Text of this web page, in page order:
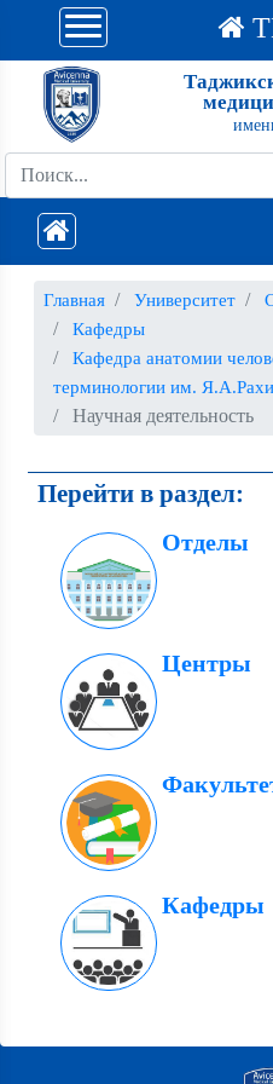
Главная Университет
Кафедры
Кафедра анатомии
терминологии им.
Научная деятельность
Перейти в раздел:
Отделы
Центры
Кафедры